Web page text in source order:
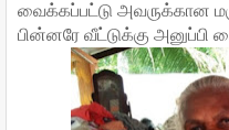
வைக்கப்பட்டு அவருக்கான
பின்னரே வீட்டுக்கு அனுப்பி